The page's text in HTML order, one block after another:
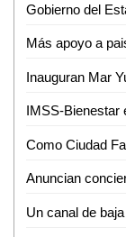
Más apoyo a
Inauguran Mar